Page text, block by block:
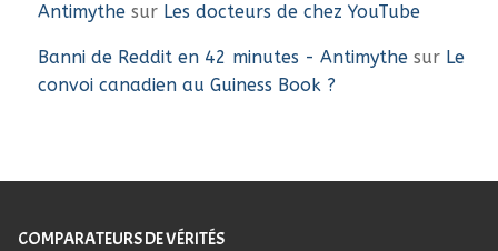
Antimythe sur Les docteurs de chez YouTube
Banni de Reddit en 42 minutes - Antimythe sur Le
convoi canadien au Guiness Book ?
COMPARATEURS DE VÉRITÉS